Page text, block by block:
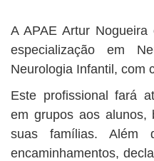
A APAE Artur Nogueira
especialização em
Neurologia Infantil, com
Este profissional fará
em grupos aos alunos,
suas famílias. Além
encaminhamentos,